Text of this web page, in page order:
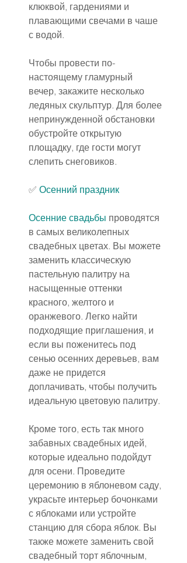
клюквой, гардениями и
плавающими свечами в чаше
с водой.
Чтобы провести по-
настоящему гламурный
вечер, закажите несколько
ледяных скульптур. Для более
непринужденной обстановки
обустройте открытую
площадку, где гости могут
слепить снеговиков.
✅ Осенний праздник
Осенние свадьбы проводятся
в самых великолепных
свадебных цветах. Вы можете
заменить классическую
пастельную палитру на
насыщенные оттенки
красного, желтого и
оранжевого. Легко найти
подходящие приглашения, и
если вы поженитесь под
сенью осенних деревьев, вам
даже не придется
доплачивать, чтобы получить
идеальную цветовую палитру.
Кроме того, есть так много
забавных свадебных идей,
которые идеально подойдут
для осени. Проведите
церемонию в яблоневом саду,
украсьте интерьер бочонками
с яблоками или устройте
станцию для сбора яблок. Вы
также можете заменить свой
свадебный торт яблочным,